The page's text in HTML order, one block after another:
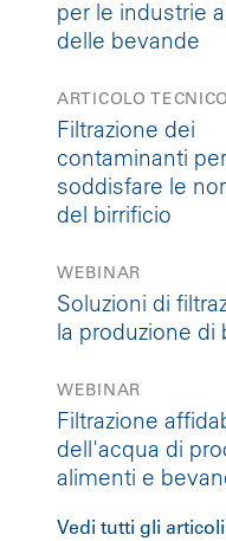
per le industrie
delle bevande
ARTICOLO TECNICO
Filtrazione dei
contaminanti per
soddisfare le
del birrificio
WEBINAR
Soluzioni di
la produzione di
WEBINAR
Filtrazione
dell'acqua di
alimenti e
Vedi tutti gli